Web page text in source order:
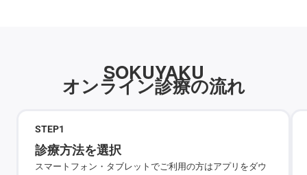
SOKUYAKU
オンライン診療の流れ
STEP1
診療方法を選択
スマートフォン・タブレットでご利用の方はアプリをダウ